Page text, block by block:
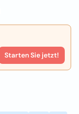
Starten Sie jetzt!